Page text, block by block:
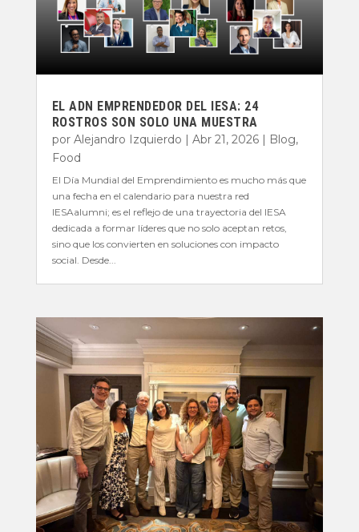
EL ADN EMPRENDEDOR DEL IESA: 24
ROSTROS SON SOLO UNA MUESTRA
por Alejandro Izquierdo | Abr 21, 2026| Blog,
Food
El Día Mundial del Emprendimiento es mucho más que
una fecha en el calendario para nuestra red
IESAalumni; es el reflejo de una trayectoria del IESA
dedicada a formar líderes que no solo aceptan retos,
sino que los convierten en soluciones con impacto
social. Desde...